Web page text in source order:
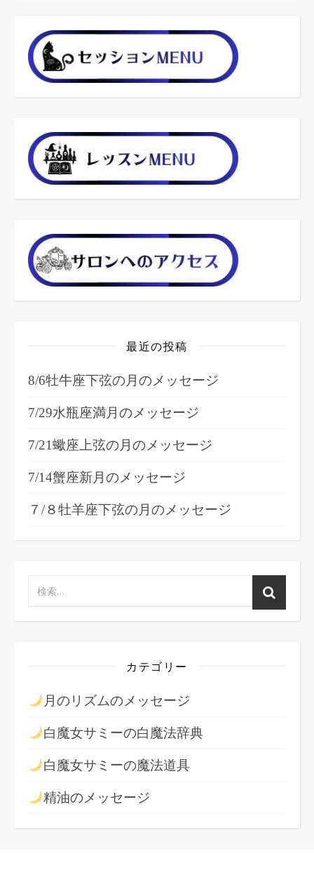
最近の投稿
8/6牡牛座下弦の月のメッセージ
7/29水瓶座満月のメッセージ
7/21蠍座上弦の月のメッセージ
7/14蟹座新月のメッセージ
７/８牡羊座下弦の月のメッセージ
カテゴリー
月のリズムのメッセージ
白魔女サミーの白魔法辞典
白魔女サミーの魔法道具
精油のメッセージ